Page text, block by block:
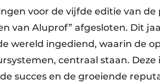
voor de vijfde editie van
van Aluprof” afgesloten. Dit
wereld ingediend, waarin de
centraal staan.
succes en de groeiende